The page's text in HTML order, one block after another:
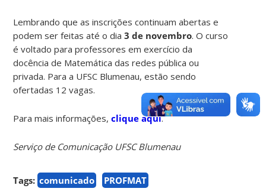
Lembrando que as inscrições continuam abertas e
podem ser feitas até o dia3 de novembro. O curso
é voltado para professores em exercício da
docência de Matemática das redes pública ou
privada. Para a UFSC Blumenau, estão sendo
ofertadas 12 vagas.
Para mais informações,clique aqui.
Serviço de Comunicação UFSC Blumenau
Tags: comunicado PROFMAT